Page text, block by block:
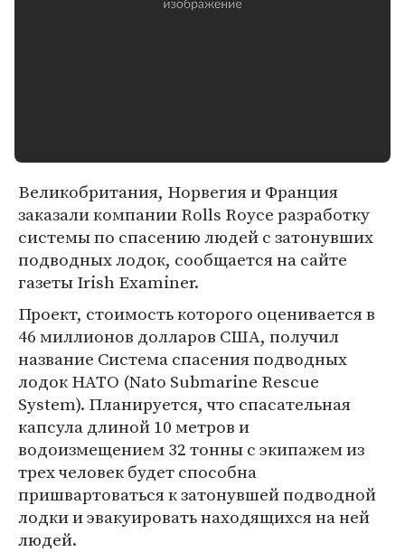
Великобритания, Норвегия и Франция
заказали компании Rolls Royce разработку
системы по спасению людей с затонувших
подводных лодок, сообщается на сайте
газеты Irish Examiner.
Проект, стоимость которого оценивается в
46 миллионов долларов США, получил
название Система спасения подводных
лодок НАТО (Nato Submarine Rescue
System). Планируется, что спасательная
капсула длиной 10 метров и
водоизмещением 32 тонны с экипажем из
трех человек будет способна
пришвартоваться к затонувшей подводной
лодки и эвакуировать находящихся на ней
людей.